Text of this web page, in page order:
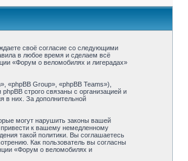
своё согласие со следующими
в любое время и сделаем всё
«Форум о веломобилях и лигерадах»
«phpBB Group», «phpBB Teams»),
строго связаны с организацией и
в них. За дополнительной
могут нарушить законы вашей
к вашему немедленному
такой политики. Вы соглашаетесь
Как пользователь вы согласны
«Форум о веломобилях и